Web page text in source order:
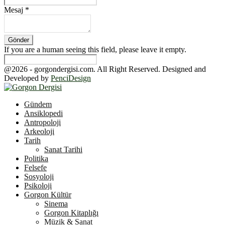
Mesaj *
If you are a human seeing this field, please leave it empty.
@2026 - gorgondergisi.com. All Right Reserved. Designed and
Developed by PenciDesign
Gündem
Ansiklopedi
Antropoloji
Arkeoloji
Tarih
Sanat Tarihi
Politika
Felsefe
Sosyoloji
Psikoloji
Gorgon Kültür
Sinema
Gorgon Kitaplığı
Müzik & Sanat